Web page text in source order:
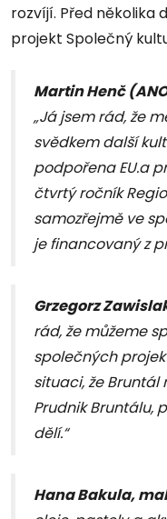
rozvíjí. Před několika
projekt Společný
Martin Henč
„Já jsem rád, že
svědkem další
podpořena EU.a
čtvrtý ročník
samozřejmě ve
je financovaný z
Grzegorz
rád, že můžeme
společných
situaci, že Bruntál
Prudnik Bruntálu,
dělí.“
Hana Bakula,